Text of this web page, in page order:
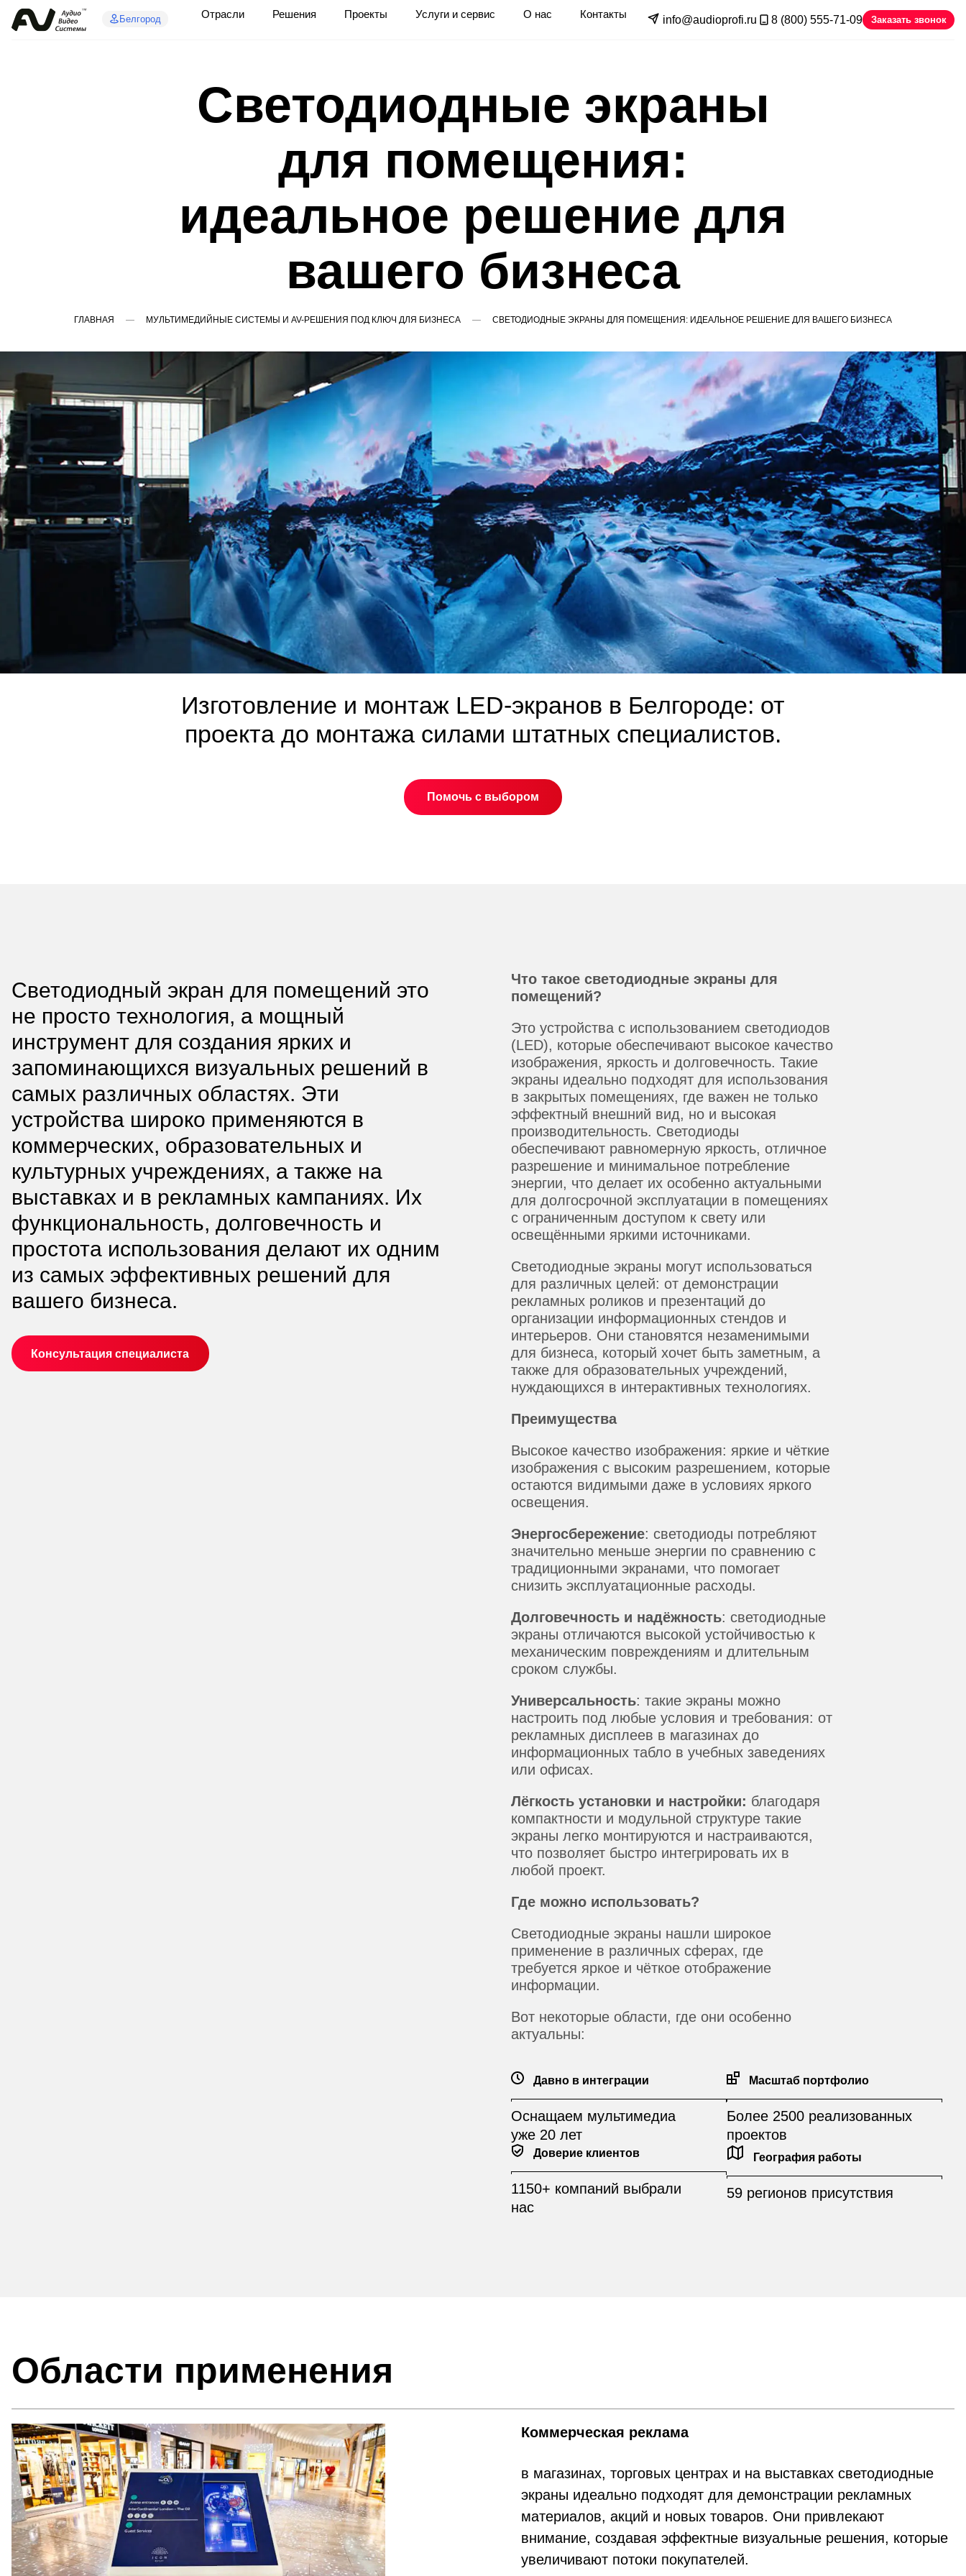
Белгород Отрасли Решения Проекты Услуги и сервис О нас Контакты info@audioprofi.ru 8 (800) 555-71-09 Заказать звонок
Светодиодные экраны
для помещения:
идеальное решение для
вашего бизнеса
ГЛАВНАЯ МУЛЬТИМЕДИЙНЫЕ СИСТЕМЫ И AV-РЕШЕНИЯ ПОД КЛЮЧ ДЛЯ БИЗНЕСА СВЕТОДИОДНЫЕ ЭКРАНЫ ДЛЯ ПОМЕЩЕНИЯ: ИДЕАЛЬНОЕ РЕШЕНИЕ ДЛЯ ВАШЕГО БИЗНЕСА
Изготовление и монтаж LED-экранов в Белгороде: от
проекта до монтажа силами штатных специалистов.
Помочь с выбором
Светодиодный экран для помещений это
не просто технология, а мощный
инструмент для создания ярких и
запоминающихся визуальных решений в
самых различных областях. Эти
устройства широко применяются в
коммерческих, образовательных и
культурных учреждениях, а также на
выставках и в рекламных кампаниях. Их
функциональность, долговечность и
простота использования делают их одним
из самых эффективных решений для
вашего бизнеса.
Консультация специалиста
Что такое светодиодные экраны для
помещений?
Это устройства с использованием светодиодов
(LED), которые обеспечивают высокое качество
изображения, яркость и долговечность. Такие
экраны идеально подходят для использования
в закрытых помещениях, где важен не только
эффектный внешний вид, но и высокая
производительность. Светодиоды
обеспечивают равномерную яркость, отличное
разрешение и минимальное потребление
энергии, что делает их особенно актуальными
для долгосрочной эксплуатации в помещениях
с ограниченным доступом к свету или
освещёнными яркими источниками.
Светодиодные экраны могут использоваться
для различных целей: от демонстрации
рекламных роликов и презентаций до
организации информационных стендов и
интерьеров. Они становятся незаменимыми
для бизнеса, который хочет быть заметным, а
также для образовательных учреждений,
нуждающихся в интерактивных технологиях.
Преимущества
Высокое качество изображения: яркие и чёткие
изображения с высоким разрешением, которые
остаются видимыми даже в условиях яркого
освещения.
Энергосбережение: светодиоды потребляют
значительно меньше энергии по сравнению с
традиционными экранами, что помогает
снизить эксплуатационные расходы.
Долговечность и надёжность: светодиодные
экраны отличаются высокой устойчивостью к
механическим повреждениям и длительным
сроком службы.
Универсальность: такие экраны можно
настроить под любые условия и требования: от
рекламных дисплеев в магазинах до
информационных табло в учебных заведениях
или офисах.
Лёгкость установки и настройки: благодаря
компактности и модульной структуре такие
экраны легко монтируются и настраиваются,
что позволяет быстро интегрировать их в
любой проект.
Где можно использовать?
Светодиодные экраны нашли широкое
применение в различных сферах, где
требуется яркое и чёткое отображение
информации.
Вот некоторые области, где они особенно
актуальны:
Давно в интеграции
Оснащаем мультимедиа
уже 20 лет
Масштаб портфолио
Более 2500 реализованных
проектов
Доверие клиентов
1150+ компаний выбрали
нас
География работы
59 регионов присутствия
Области применения
Коммерческая реклама
в магазинах, торговых центрах и на выставках светодиодные
экраны идеально подходят для демонстрации рекламных
материалов, акций и новых товаров. Они привлекают
внимание, создавая эффектные визуальные решения, которые
увеличивают потоки покупателей.